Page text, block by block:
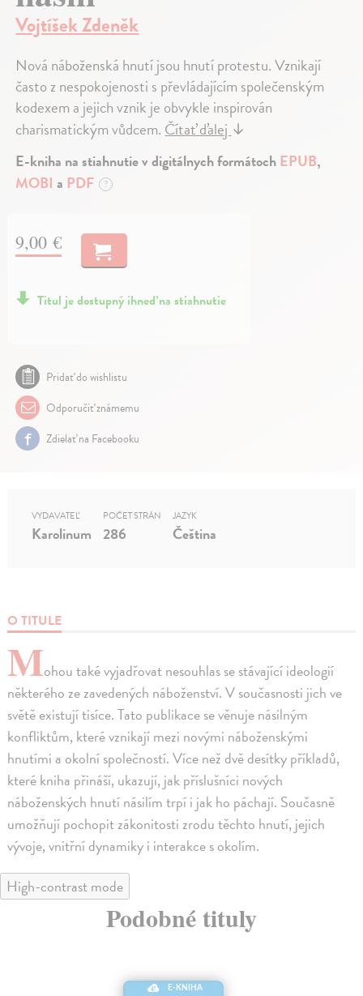
Vojtíšek Zdeněk
Nová náboženská hnutí jsou hnutí protestu. Vznikají
často z nespokojenosti s převládajícím společenským
kodexem a jejich vznik je obvykle inspirován
charismatickým vůdcem.Čítať ďalej↓
E-kniha na stiahnutie v digitálnych formátochEPUB,
MOBI a PDF ?
9,00 €
Titul je dostupný ihneď na stiahnutie
Pridať do wishlistu
Odporučiť známemu
Zdielať na Facebooku
O TITULE
Mohou také vyjadřovat nesouhlas se stávající ideologií
některého ze zavedených náboženství. V současnosti jich ve
světě existují tisíce. Tato publikace se věnuje násilným
konfliktům, které vznikají mezi novými náboženskými
hnutími a okolní společností. Více než dvě desítky příkladů,
které kniha přináší, ukazují, jak příslušníci nových
náboženských hnutí násilím trpí i jak ho páchají. Současně
umožňují pochopit zákonitosti zrodu těchto hnutí, jejich
vývoje, vnitřní dynamiky i interakce s okolím.
VYDAVATEĽ
Karolinum
POČET STRÁN
286
JAZYK
Čeština
High-contrast mode
Podobné tituly
E-KNIHA